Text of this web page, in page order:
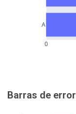
0
A
Barras de error